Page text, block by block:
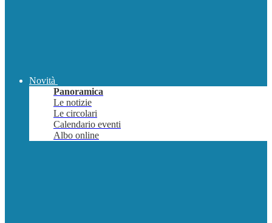
Novità
Panoramica
Le notizie
Le circolari
Calendario eventi
Albo online